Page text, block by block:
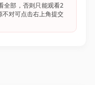
全部，否则只能观看2
对可点击右上角提交